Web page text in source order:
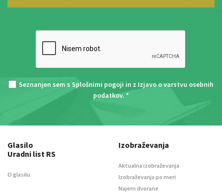
Seznanjen sem s Splošnimi pogoji in z Izjavo o varstvu osebnih
podatkov. *
Glasilo
Uradni list RS
O glasilu
Izobraževanja
Aktualna izobraževanja
Izobraževanja po meri
Najem dvorane